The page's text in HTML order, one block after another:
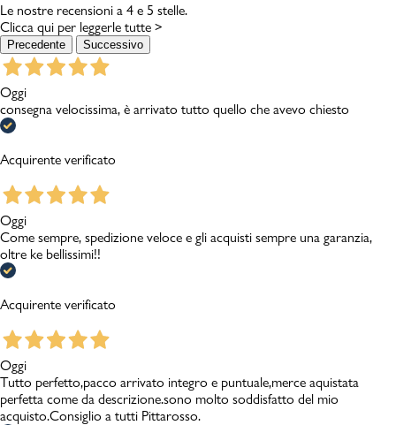
Le nostre recensioni a 4 e 5 stelle.
Clicca qui per leggerle tutte >
Precedente Successivo
Oggi
consegna velocissima, è arrivato tutto quello che avevo chiesto
Acquirente verificato
Oggi
Come sempre, spedizione veloce e gli acquisti sempre una garanzia,
oltre ke bellissimi!!
Acquirente verificato
Oggi
Tutto perfetto,pacco arrivato integro e puntuale,merce aquistata
perfetta come da descrizione.sono molto soddisfatto del mio
acquisto.Consiglio a tutti Pittarosso.